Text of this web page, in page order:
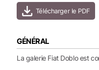
GÉNÉRAL
La galerie Fiat Doblo est